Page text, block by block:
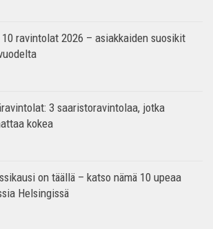
10 ravintolat 2026 – asiakkaiden suosikit
3 saaristoravintolaa, jotka
kokea
on täällä – katso nämä 10 upeaa
Helsingissä